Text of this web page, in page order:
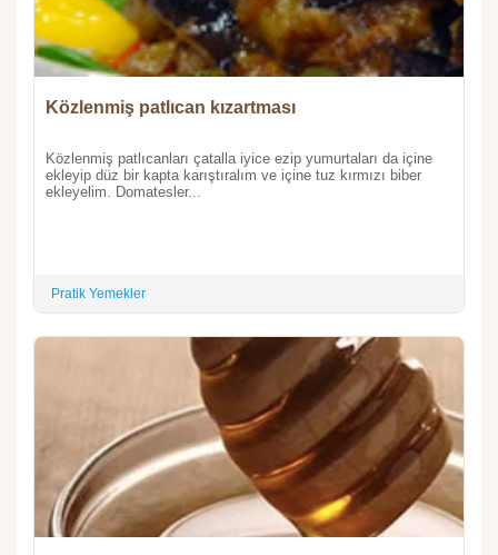
Közlenmiş patlıcan kızartması
Közlenmiş patlıcanları çatalla iyice ezip yumurtaları da içine
ekleyip düz bir kapta karıştıralım ve içine tuz kırmızı biber
ekleyelim. Domatesler...
Pratik Yemekler